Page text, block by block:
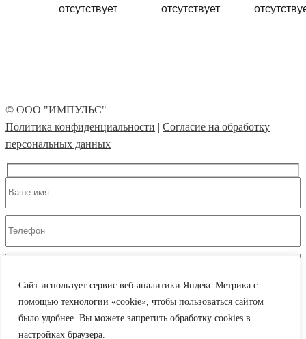
Сайт использует сервис веб-аналитики Яндекс Метрика с
помощью технологии «cookie», чтобы пользоваться сайтом
было удобнее. Вы можете запретить обработку cookies в
настройках браузера.
отсутствует отсутствует
© ООО "ИМПУЛЬС"
Политика конфиденциальности | Согласие на обработку
персональных данных
нажимая кнопку "Отправить", я соглашаюсь на обработку моих персональных
Согласием на обработку персональных данных